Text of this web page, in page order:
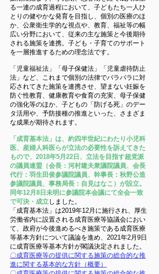
る一連の成育過程において、子どもたち一人ひ
とりの健やかな発育を目指し、個別の医療のほ
か、公衆衛生学的な視点や、教育、福祉等の幅
広い分野において、従来の主な施策と今後期待
される施策を連携。子ども・子育てのサポート
を一層推進するための理念法です。
「児童福祉法」「母子保健法」「児童虐待防止
法」など、これまで個別の法律でバラバラに対
応されてきた施策を連携させ、望まない妊娠を
防ぐ性教育、健康教育や食育の充実、母子保健
の強化等のほか、子どもの「防げる死」のデー
タ活用や、予防接種の推進といった、さまざま
な成果が期待されます。
「成育基本法」は、約四半世紀にわたり小児科
医、産婦人科医らが立法の必要性を訴えてきた
もので、2018年5月22日、立法を目指す超党派
の議員連盟（会長：河村建夫衆議院議員、会長
代行：羽生田俊参議院議員、幹事長：秋野公造
参議院議員、事務局長：自見はなこ）が設立。
同年12月8日未明に参議院本会議にて全会一致
で可決・成立しました。
「成育基本法」は2019年12月に施行され、厚生
労働省内に設置される成育医療等協議会におい
て、政府が今後進めるべき施策である成育医療
等基本方針について議論を進め、2021年2月9日
に成育医療等基本方針が閣議決定されました。
〇成育医療等の提供に関する施策の総合的な推
進に関する基本的な方針（概要）